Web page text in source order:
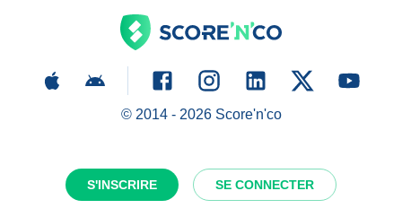
S'INSCRIRE SE CONNECTER
© 2014 - 2026Score'n'co